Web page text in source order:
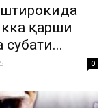
қарши
0